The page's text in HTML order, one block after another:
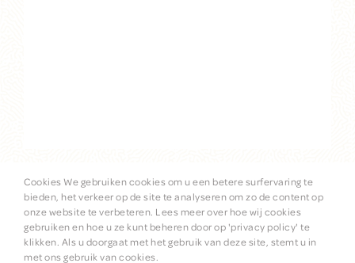
© 2025 Hapin |privacy policy|disclaimer
Cookies We gebruiken cookies om u een betere surfervaring te
bieden, het verkeer op de site te analyseren om zo de content op
onze website te verbeteren. Lees meer over hoe wij cookies
gebruiken en hoe u ze kunt beheren door op 'privacy policy' te
klikken. Als u doorgaat met het gebruik van deze site, stemt u in
met ons gebruik van cookies.